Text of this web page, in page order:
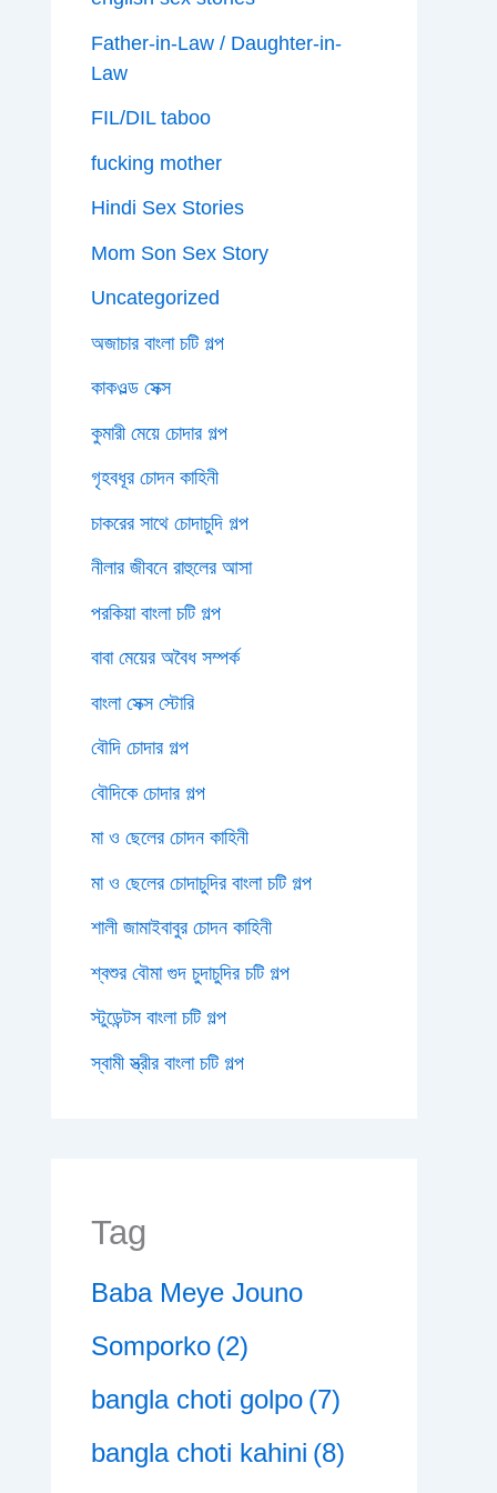
Father-in-Law / Daughter-in-
Law
FIL/DIL taboo
fucking mother
Hindi Sex Stories
Mom Son Sex Story
Uncategorized
অজাচার বাংলা চটি গল্প
কাকওল্ড সেক্স
কুমারী মেয়ে চোদার গল্প
গৃহবধূর চোদন কাহিনী
চাকরের সাথে চোদাচুদি গল্প
নীলার জীবনে রাহুলের আসা
পরকিয়া বাংলা চটি গল্প
বাবা মেয়ের অবৈধ সম্পর্ক
বাংলা সেক্স স্টোরি
বৌদি চোদার গল্প
বৌদিকে চোদার গল্প
মা ও ছেলের চোদন কাহিনী
মা ও ছেলের চোদাচুদির বাংলা চটি গল্প
শালী জামাইবাবুর চোদন কাহিনী
শ্বশুর বৌমা গুদ চুদাচুদির চটি গল্প
স্টুডেন্টস বাংলা চটি গল্প
স্বামী স্ত্রীর বাংলা চটি গল্প
Tag
Baba Meye Jouno
Somporko (2)
bangla choti golpo (7)
bangla choti kahini (8)